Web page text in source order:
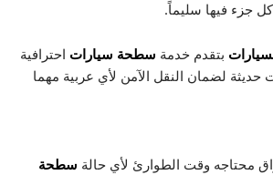
جزء فيها سليماً.
بتقدم خدمة سطحة سيارات احترافية
لضمان النقل الآمن لأي عربية مهما
محتاجه وقت الطوارئ لأي حالة سطحة